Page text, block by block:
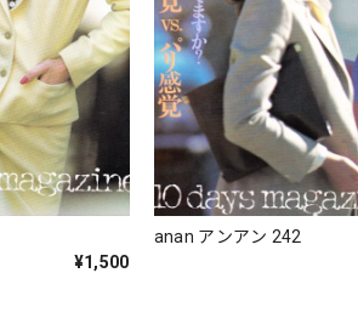
¥1,500
anan アンアン 242